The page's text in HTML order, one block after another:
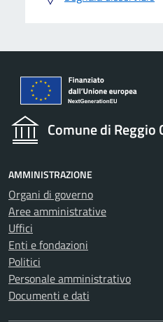
Comune di Reggio
AMMINISTRAZIONE
Organi di governo
Aree amministrative
Uffici
Enti e fondazioni
Politici
Personale amministrativo
Documenti e dati